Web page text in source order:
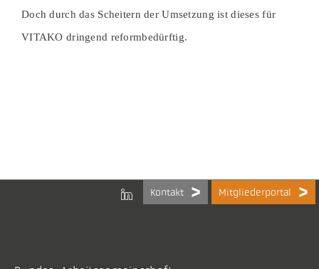
Doch durch das Scheitern der Umsetzung ist dieses für
VITAKO dringend reformbedürftig.
Kontakt Mitgliederportal